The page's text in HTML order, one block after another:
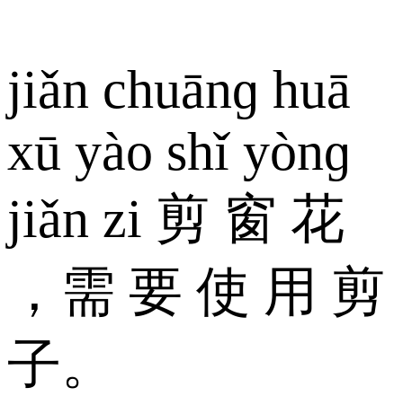
jiǎn chuānɡ huā
xū yào shǐ yònɡ
jiǎn zi 剪 窗 花
，需 要 使 用 剪
子。